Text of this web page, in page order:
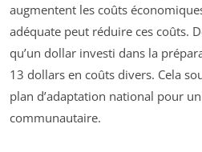
augmentent les coûts
adéquate peut réduire ces coûts.
qu’un dollar investi dans la
13 dollars en coûts divers. Cela
plan d’adaptation national pour
communautaire.